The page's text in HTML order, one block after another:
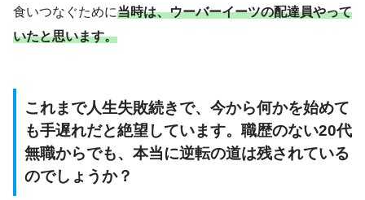
食いつなぐために当時は、ウーバーイーツの配達員やって
いたと思います。
これまで人生失敗続きで、今から何かを始めて
も手遅れだと絶望しています。職歴のない20代
無職からでも、本当に逆転の道は残されている
のでしょうか？